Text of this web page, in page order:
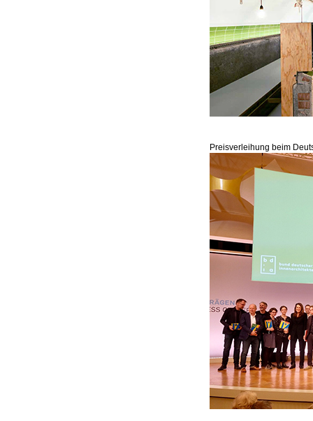
Preisverleihung beim